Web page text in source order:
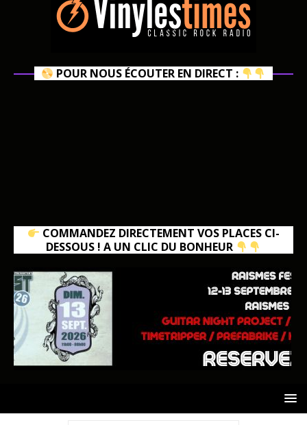
POUR NOUS ÉCOUTER EN DIRECT :
COMMANDEZ DIRECTEMENT VOS PLACES CI-
DESSOUS ! A UN CLIC DU BONHEUR